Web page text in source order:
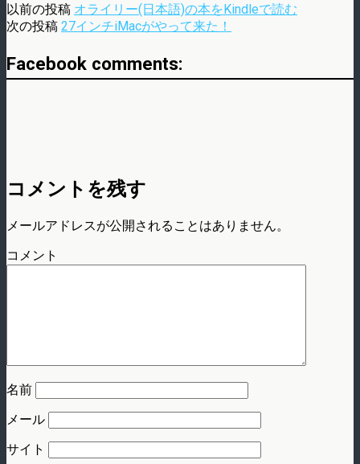
以前の投稿 オライリー(日本語)の本をKindleで読む
次の投稿 27インチiMacがやって来た！
Facebook comments:
コメントを残す
メールアドレスが公開されることはありません。
コメント
名前
メール
サイト